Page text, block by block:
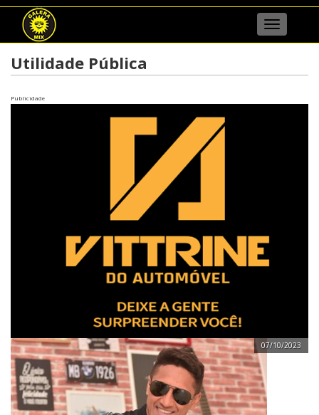
Menu
Utilidade Pública
Publicidade
07/10/2023